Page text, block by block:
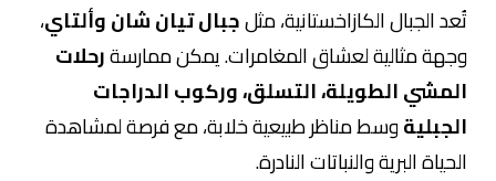
تُعد الجبال الكازاخستانية، مثلجبال تيان شان وألتاي،
وجهة مثالية لعشاق المغامرات. يمكن ممارسةرحلات
المشي الطويلة، التسلق، وركوب الدراجات
الجبليةوسط مناظر طبيعية خلابة، مع فرصة لمشاهدة
الحياة البرية والنباتات النادرة.